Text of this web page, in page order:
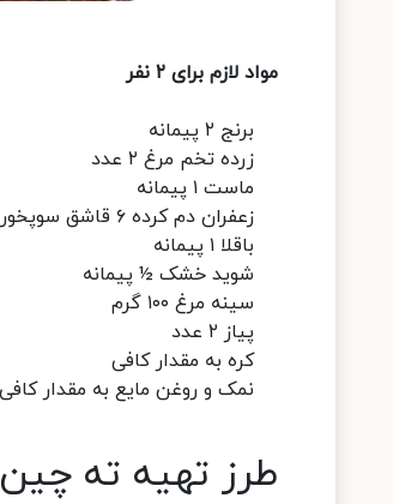
مواد لازم برای ۲ نفر
برنج ۲ پیمانه
زرده تخم مرغ ۲ عدد
ماست‏ ۱ پیمانه
زعفران دم کرده ۶ قاشق سوپخوری
باقلا ۱ پیمانه
شوید خشک ½ پیمانه
سینه مرغ ۱۰۰ گرم
پیاز ۲ عدد
کره به مقدار کافی
نمک و روغن مایع به مقدار کافی
طرز تهیه ته چین